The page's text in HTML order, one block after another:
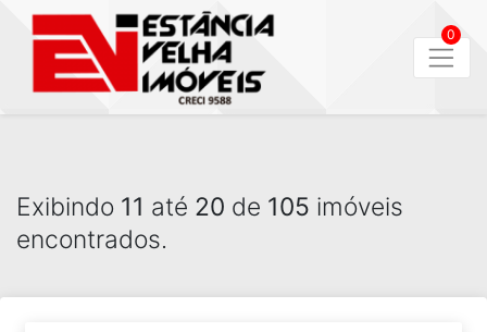
0
Exibindo 11 até 20 de 105 imóveis
encontrados.